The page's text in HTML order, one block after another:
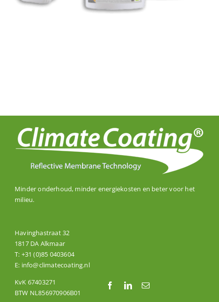
Minder onderhoud, minder energiekosten en beter voor het
milieu.
Havinghastraat 32
1817 DA Alkmaar
T: +31 (0)85 0403604
E: info@climatecoating.nl
KvK 67403271
BTW NL856970906B01